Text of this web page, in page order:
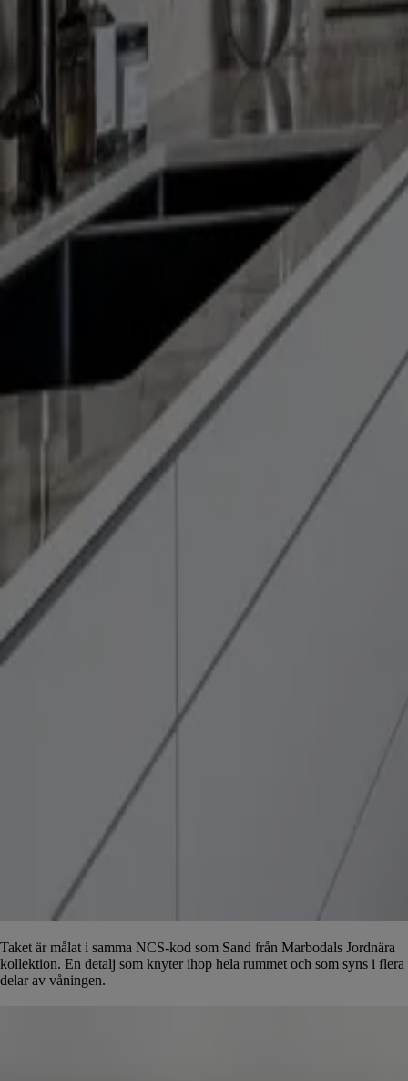
Taket är målat i samma NCS-kod som Sand från Marbodals Jordnära
kollektion. En detalj som knyter ihop hela rummet och som syns i flera
delar av våningen.